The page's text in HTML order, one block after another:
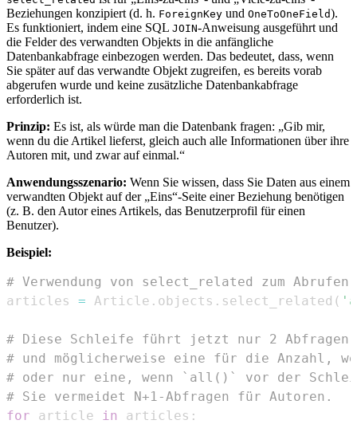
Beziehungen konzipiert (d. h. ForeignKey und OneToOneField).
Es funktioniert, indem eine SQL JOIN-Anweisung ausgeführt und
die Felder des verwandten Objekts in die anfängliche
Datenbankabfrage einbezogen werden. Das bedeutet, dass, wenn
Sie später auf das verwandte Objekt zugreifen, es bereits vorab
abgerufen wurde und keine zusätzliche Datenbankabfrage
erforderlich ist.
Prinzip: Es ist, als würde man die Datenbank fragen: „Gib mir,
wenn du die Artikel lieferst, gleich auch alle Informationen über ihre
Autoren mit, und zwar auf einmal.“
Anwendungsszenario: Wenn Sie wissen, dass Sie Daten aus einem
verwandten Objekt auf der „Eins“-Seite einer Beziehung benötigen
(z. B. den Autor eines Artikels, das Benutzerprofil für einen
Benutzer).
Beispiel:
# Verwendung von select_related zum Abrufen
articles = Article . objects . select_related (
# Diese Schleife führt jetzt nur 2
# und möglicherweise eine für die Anzahl,
# oder nur eine, wenn `all()` vor der
# Sie vermeidet N+1-Abfragen für Autoren.
for article in articles :